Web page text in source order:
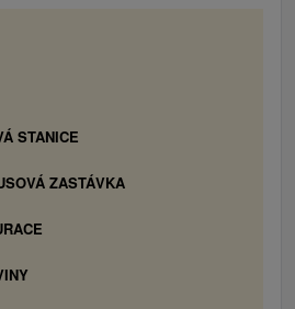
STANICE
ZASTÁVKA